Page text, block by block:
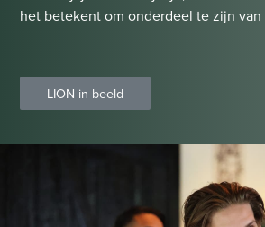
het betekent om onderdeel te zijn van
LION in beeld